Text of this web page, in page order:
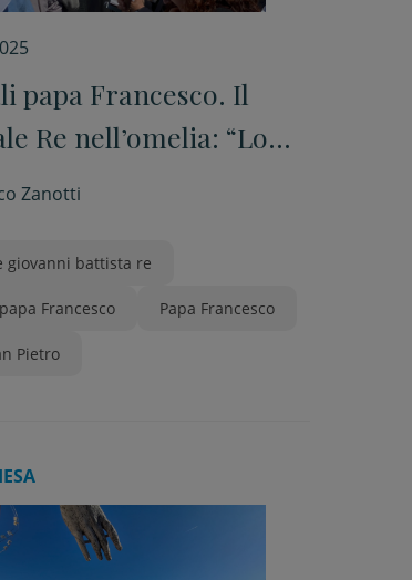
papa Francesco. Il
Re nell’omelia: “Lo
pontificato, la
Zanotti
giovanni battista re
Francesco Papa Francesco
Pietro